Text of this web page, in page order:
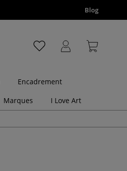
Blog
Encadrement
Marques I Love Art